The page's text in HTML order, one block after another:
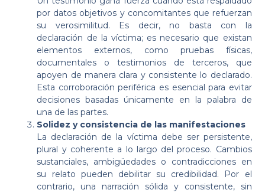
por datos objetivos y concomitantes que refuerzan
su verosimilitud. Es decir, no basta con la
declaración de la víctima; es necesario que existan
elementos externos, como pruebas físicas,
documentales o testimonios de terceros, que
apoyen de manera clara y consistente lo declarado.
Esta corroboración periférica es esencial para evitar
decisiones basadas únicamente en la palabra de
una de las partes.
Solidez y consistencia de las manifestaciones
La declaración de la víctima debe ser persistente,
plural y coherente a lo largo del proceso. Cambios
sustanciales, ambigüedades o contradicciones en
su relato pueden debilitar su credibilidad. Por el
contrario, una narración sólida y consistente, sin